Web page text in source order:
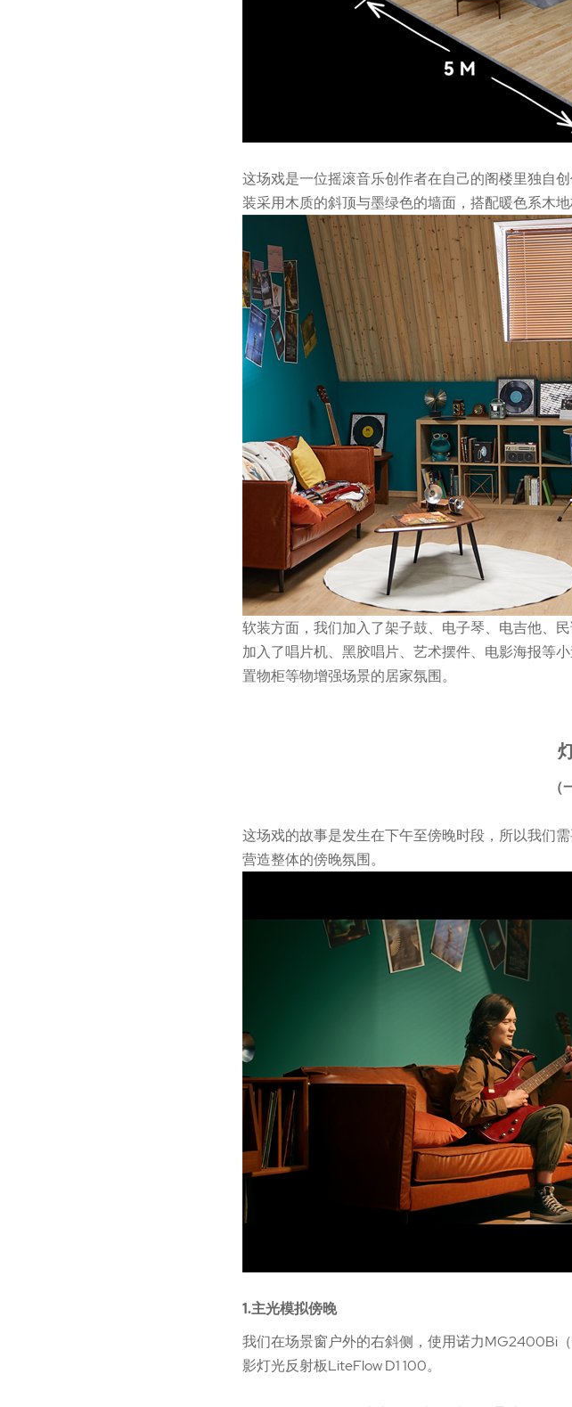
这场戏是一位摇滚音乐创作者在自己的阁楼里独自
装采用木质的斜顶与墨绿色的墙面，搭配暖色系木地
软装方面，我们加入了架子鼓、电子琴、电吉他、
加入了唱片机、黑胶唱片、艺术摆件、电影海报等
置物柜等物增强场景的居家氛围。
这场戏的故事是发生在下午至傍晚时段，所以我们
营造整体的傍晚氛围。
1.主光模拟傍晚
我们在场景窗户外的右斜侧，使用诺力MG2400Bi
影灯光反射板LiteFlow D1 100。